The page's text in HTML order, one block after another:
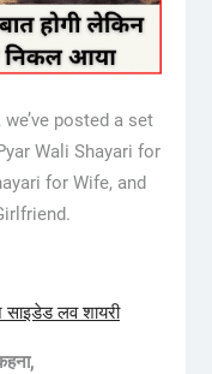
posted a set
Wali Shayari for
for Wife, and
लव शायरी